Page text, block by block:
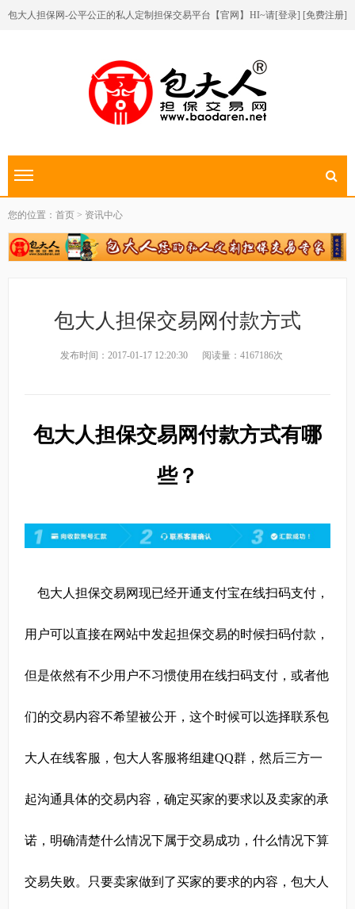
包大人担保网-公平公正的私人定制担保交易平台【官网】 HI~请[登录] [免费注册]
切换导航
您的位置：首页 > 资讯中心
包大人担保交易网付款方式
发布时间：2017-01-17 12:20:30 阅读量：4167186次
包大人担保交易网付款方式有哪
些？
包大人担保交易网现已经开通支付宝在线扫码支付，
用户可以直接在网站中发起担保交易的时候扫码付款，
但是依然有不少用户不习惯使用在线扫码支付，或者他
们的交易内容不希望被公开，这个时候可以选择联系包
大人在线客服，包大人客服将组建QQ群，然后三方一
起沟通具体的交易内容，确定买家的要求以及卖家的承
诺，明确清楚什么情况下属于交易成功，什么情况下算
交易失败。只要卖家做到了买家的要求的内容，包大人